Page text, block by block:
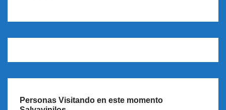
Personas Visitando en este momento